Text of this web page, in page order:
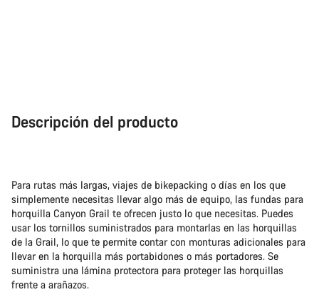
Descripción del producto
Para rutas más largas, viajes de bikepacking o días en los que
simplemente necesitas llevar algo más de equipo, las fundas para
horquilla Canyon Grail te ofrecen justo lo que necesitas. Puedes
usar los tornillos suministrados para montarlas en las horquillas
de la Grail, lo que te permite contar con monturas adicionales para
llevar en la horquilla más portabidones o más portadores. Se
suministra una lámina protectora para proteger las horquillas
frente a arañazos.